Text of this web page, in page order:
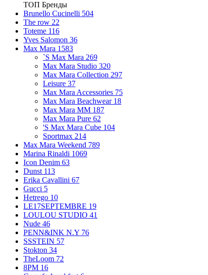
ТОП Бренды
Brunello Cucinelli 504
The row 22
Toteme 116
Yves Salomon 36
Max Mara 1583
`S Max Mara 269
Max Mara Studio 320
Max Mara Collection 297
Leisure 37
Max Mara Accessories 75
Max Mara Beachwear 18
Max Mara MM 187
Max Mara Pure 62
'S Max Mara Cube 104
Sportmax 214
Max Mara Weekend 789
Marina Rinaldi 1069
Icon Denim 63
Dunst 113
Erika Cavallini 67
Gucci 5
Hetrego 10
LE17SEPTEMBRE 19
LOULOU STUDIO 41
Nude 46
PENN&INK N.Y 76
SSSTEIN 57
Stokton 34
TheLoom 72
8PM 16